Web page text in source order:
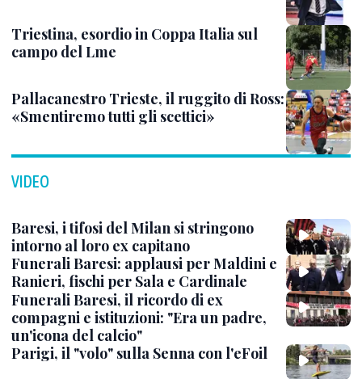
Triestina, esordio in Coppa Italia sul
campo del Lme
Pallacanestro Trieste, il ruggito di Ross:
«Smentiremo tutti gli scettici»
VIDEO
Baresi, i tifosi del Milan si stringono
intorno al loro ex capitano
Funerali Baresi: applausi per Maldini e
Ranieri, fischi per Sala e Cardinale
Funerali Baresi, il ricordo di ex
compagni e istituzioni: "Era un padre,
un'icona del calcio"
Parigi, il "volo" sulla Senna con l'eFoil